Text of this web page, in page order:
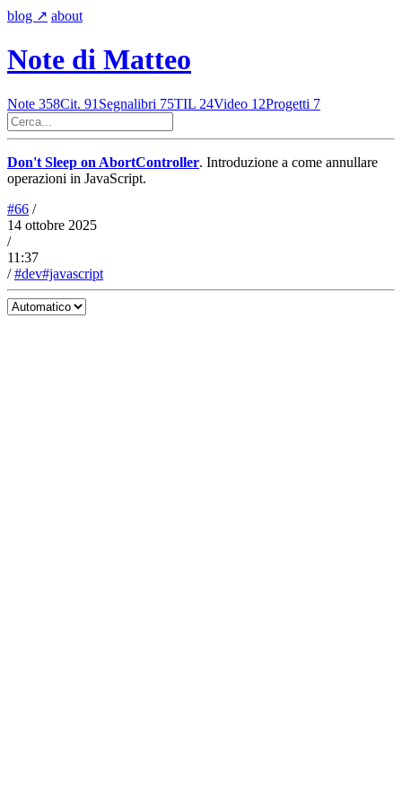
blog ↗︎ about
Note di Matteo
Note 358Cit. 91 Segnalibri 75TIL 24Video 12Progetti 7
Don't Sleep on AbortController. Introduzione a come annullare
operazioni in JavaScript.
#66 /
14 ottobre 2025
/
11:37
/#dev#javascript